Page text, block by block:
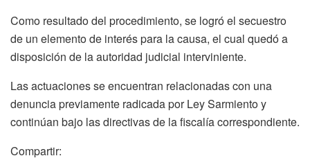
Como resultado del procedimiento, se logró el secuestro
de un elemento de interés para la causa, el cual quedó a
disposición de la autoridad judicial interviniente.
Las actuaciones se encuentran relacionadas con una
denuncia previamente radicada por Ley Sarmiento y
continúan bajo las directivas de la fiscalía correspondiente.
Compartir: